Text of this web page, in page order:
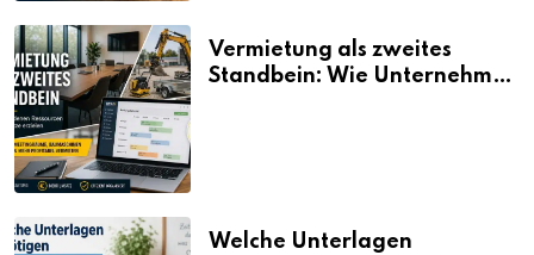
Vermietung als zweites
Standbein: Wie Unternehmen
Welche Unterlagen